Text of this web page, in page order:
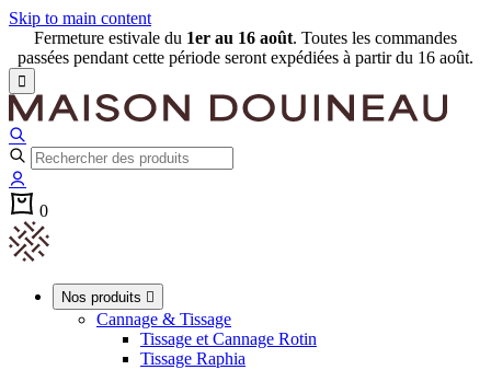
Skip to main content
Fermeture estivale du 1er au 16 août. Toutes les commandes
passées pendant cette période seront expédiées à partir du 16 août.

0
Nos produits 
Cannage & Tissage
Tissage et Cannage Rotin
Tissage Raphia